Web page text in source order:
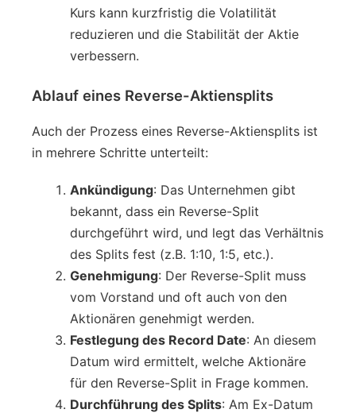
Kurs kann kurzfristig die Volatilität
reduzieren und die Stabilität der Aktie
verbessern.
Ablauf eines Reverse-Aktiensplits
Auch der Prozess eines Reverse-Aktiensplits ist
in mehrere Schritte unterteilt:
Ankündigung: Das Unternehmen gibt
bekannt, dass ein Reverse-Split
durchgeführt wird, und legt das Verhältnis
des Splits fest (z.B. 1:10, 1:5, etc.).
Genehmigung: Der Reverse-Split muss
vom Vorstand und oft auch von den
Aktionären genehmigt werden.
Festlegung des Record Date: An diesem
Datum wird ermittelt, welche Aktionäre
für den Reverse-Split in Frage kommen.
Durchführung des Splits: Am Ex-Datum